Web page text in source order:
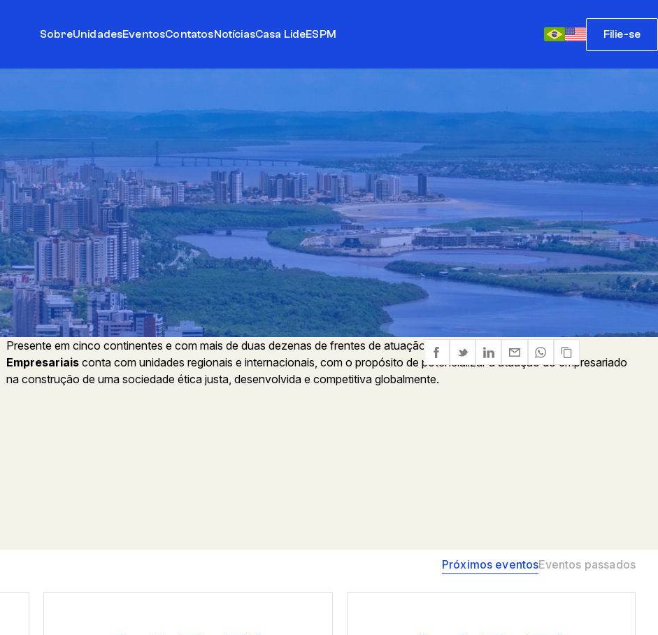
SobreUnidadesEventosContatosNotíciasCasa LideESPM Filie-se
Presente em cinco continentes e com mais de duas dezenas de frentes de atuação, o
LIDE - Grupo de Líderes
Empresariais conta com unidades regionais e internacionais, com o propósito de potencializar a atuação do empresariado
na construção de uma sociedade ética justa, desenvolvida e competitiva globalmente.
Próximos eventosEventos passados